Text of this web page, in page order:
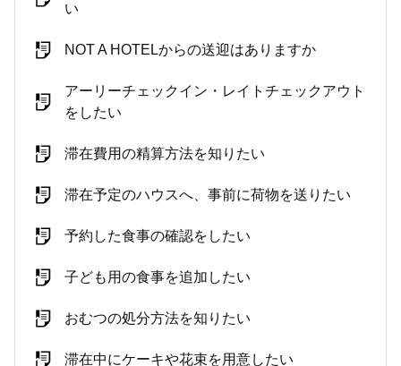
い
NOT A HOTELからの送迎はありますか
アーリーチェックイン・レイトチェックアウト
をしたい
滞在費用の精算方法を知りたい
滞在予定のハウスへ、事前に荷物を送りたい
予約した食事の確認をしたい
子ども用の食事を追加したい
おむつの処分方法を知りたい
滞在中にケーキや花束を用意したい